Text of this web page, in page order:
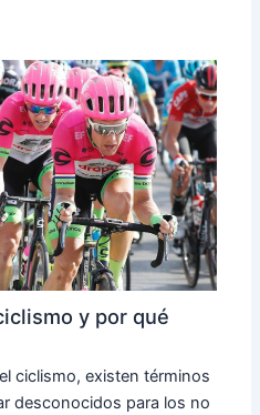
y por qué
ciclismo, existen términos
desconocidos para los no